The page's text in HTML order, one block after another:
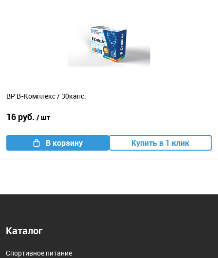
BP В-Комплекс / 30капс.
16 руб. / шт
В корзину Купить в 1 клик
Каталог
Спортивное питание